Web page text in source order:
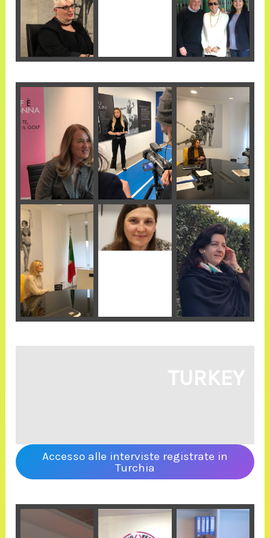
TURKEY
Accesso alle interviste registrate in
Turchia